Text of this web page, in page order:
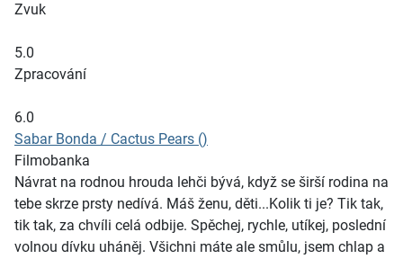
Zvuk
5.0
Zpracování
6.0
Sabar Bonda / Cactus Pears ()
Filmobanka
Návrat na rodnou hrouda lehči bývá, když se širší rodina na
tebe skrze prsty nedívá. Máš ženu, děti...Kolik ti je? Tik tak,
tik tak, za chvíli celá odbije. Spěchej, rychle, utíkej, poslední
volnou dívku uháněj. Všichni máte ale smůlu, jsem chlap a